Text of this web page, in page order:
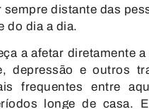
distante das
do dia a dia.
a afetar diretamente
depressão e outros
frequentes entre
longe de casa.